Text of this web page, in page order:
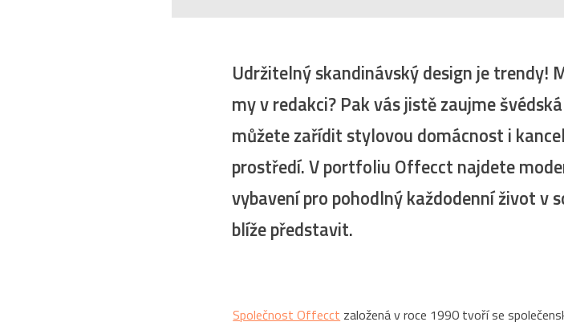
Udržitelný skandinávský design je trendy!
my v redakci? Pak vás jistě zaujme
můžete zařídit stylovou domácnost i
prostředí. V portfoliu Offecct najdete
vybavení pro pohodlný každodenní život v
blíže představit.
Společnost Offecct založená v roce 1990 tvoří se